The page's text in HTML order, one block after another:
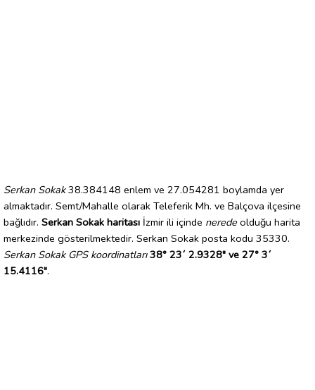
Serkan Sokak38.384148 enlem ve 27.054281 boylamda yer
almaktadır. Semt/Mahalle olarak Teleferik Mh. ve Balçova ilçesine
bağlıdır. Serkan Sokak haritası İzmir ili içinde nerede olduğu harita
merkezinde gösterilmektedir. Serkan Sokak posta kodu 35330.
Serkan Sokak GPS koordinatları 38° 23´ 2.9328" ve 27° 3´
15.4116".